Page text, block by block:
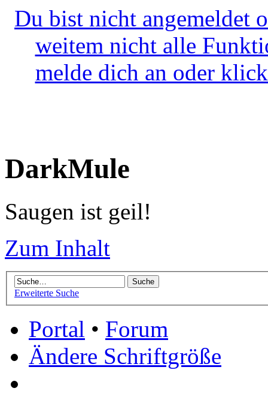
Du bist nicht angemeldet
weitem nicht alle
melde dich an oder
DarkMule
Saugen ist geil!
Zum Inhalt
Erweiterte Suche
Portal • Forum
Ändere Schriftgröße